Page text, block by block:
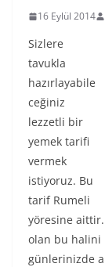
16 Eylül 2014
Sizlere
tavukla
hazırlayabile
ceğiniz
lezzetli bir
yemek tarifi
vermek
istiyoruz. Bu
tarif Rumeli
yöresine
olan bu halini
günlerinizde